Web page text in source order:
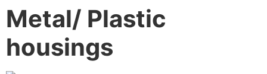
Metal/ Plastic
housings